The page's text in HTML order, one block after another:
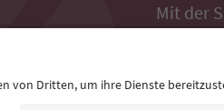
Mit der